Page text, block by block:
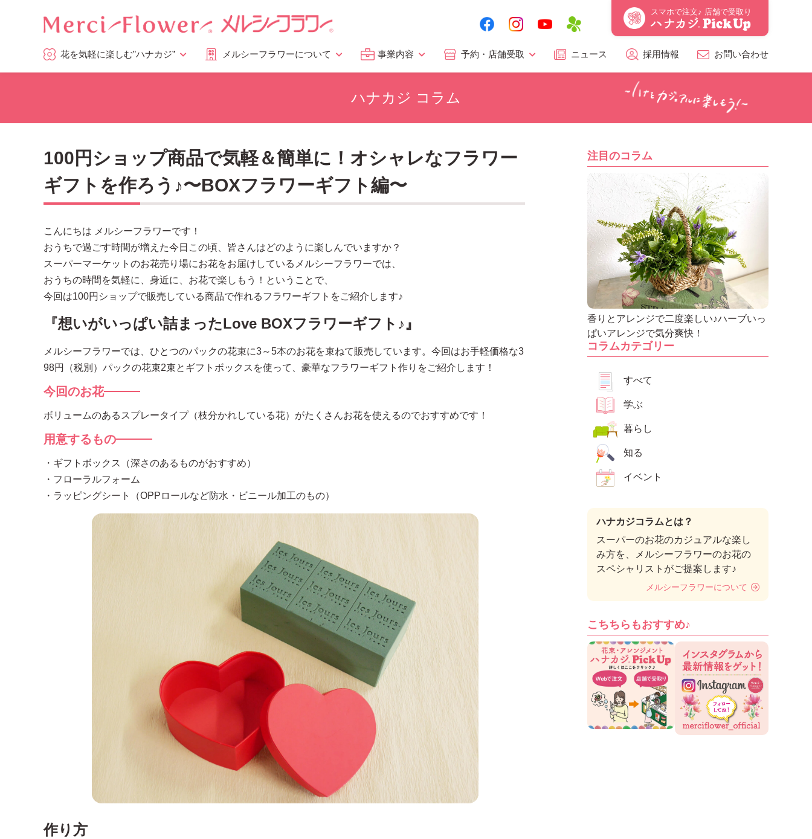
スマホで注文♪ 店舗で受取り
花を気軽に楽しむ”ハナカジ” メルシーフラワーについて 事業内容 予約・店舗受取 ニュース 採用情報 お問い合わせ
ハナカジ コラム
100円ショップ商品で気軽＆簡単に！オシャレなフラワー
ギフトを作ろう♪〜BOXフラワーギフト編〜
こんにちは メルシーフラワーです！
おうちで過ごす時間が増えた今日この頃、皆さんはどのように楽しんでいますか？
スーパーマーケットのお花売り場にお花をお届けしているメルシーフラワーでは、
おうちの時間を気軽に、身近に、お花で楽しもう！ということで、
今回は100円ショップで販売している商品で作れるフラワーギフトをご紹介します♪
『想いがいっぱい詰まったLove BOXフラワーギフト♪』
メルシーフラワーでは、ひとつのパックの花束に3～5本のお花を束ねて販売しています。今回はお手軽価格な3
98円（税別）パックの花束2束とギフトボックスを使って、豪華なフラワーギフト作りをご紹介します！
今回のお花
ボリュームのあるスプレータイプ（枝分かれしている花）がたくさんお花を使えるのでおすすめです！
用意するもの
・ギフトボックス（深さのあるものがおすすめ）
・フローラルフォーム
・ラッピングシート（OPPロールなど防水・ビニール加工のもの）
作り方
注目のコラム
香りとアレンジで二度楽しい♪ハーブいっ
ぱいアレンジで気分爽快！
コラムカテゴリー
すべて
学ぶ
暮らし
知る
イベント
ハナカジコラムとは？
スーパーのお花のカジュアルな楽し
み方を、メルシーフラワーのお花の
スペシャリストがご提案します♪
メルシーフラワーについて
こちちらもおすすめ♪